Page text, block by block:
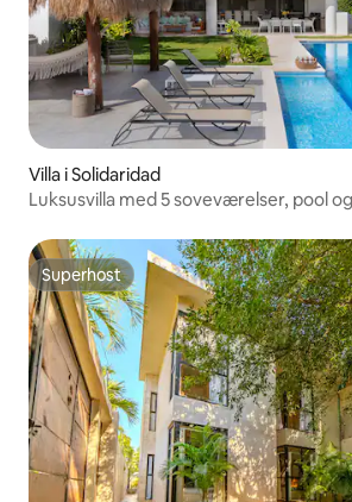
Villa i Solidaridad
Luksusvilla med 5 soveværelser, pool
Superhost
Superhost